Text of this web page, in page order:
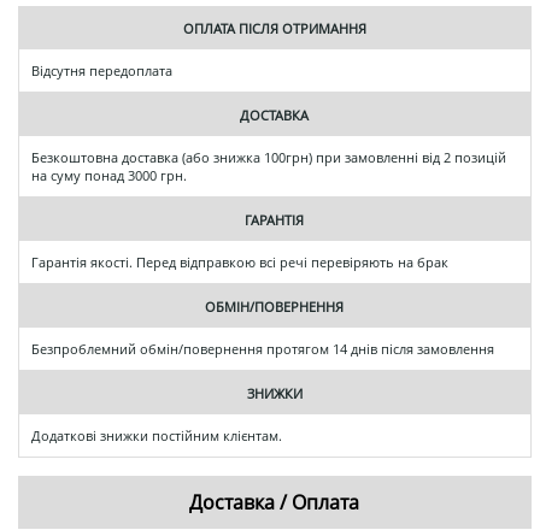
ОПЛАТА ПІСЛЯ ОТРИМАННЯ
Відсутня передоплата
ДОСТАВКА
Безкоштовна доставка (або знижка 100грн) при замовленні від 2 позицій
на суму понад 3000 грн.
ГАРАНТІЯ
Гарантія якості. Перед відправкою всі речі перевіряють на брак
ОБМІН/ПОВЕРНЕННЯ
Безпроблемний обмін/повернення протягом 14 днів після замовлення
ЗНИЖКИ
Додаткові знижки постійним клієнтам.
Доставка / Оплата